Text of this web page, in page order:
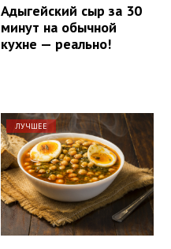
Адыгейский сыр за 30
минут на обычной
кухне — реально!
ЛУЧШЕЕ